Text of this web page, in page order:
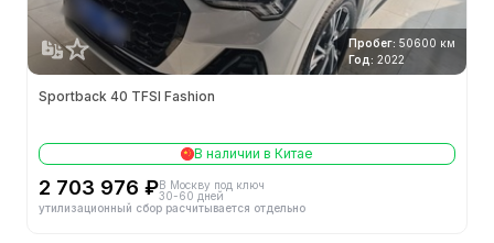
Пробег: 50600 км
Год: 2022
Sportback 40 TFSI Fashion
В наличии в Китае
2 703 976 ₽В Москву под ключ
30-60 дней
утилизационный сбор расчитывается отдельно